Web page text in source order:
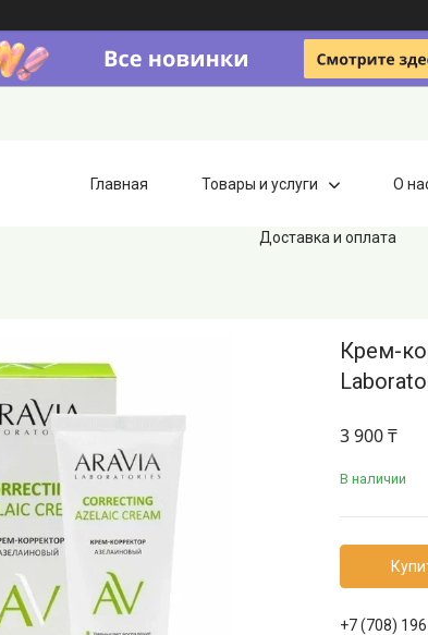
Главная Товары и услуги О
Доставка и оплата
Крем-
3 900 ₸
В наличии
+7 (708)